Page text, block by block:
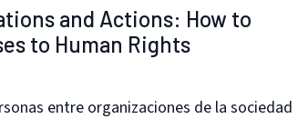
and Actions: How to
to Human Rights
entre organizaciones de la sociedad